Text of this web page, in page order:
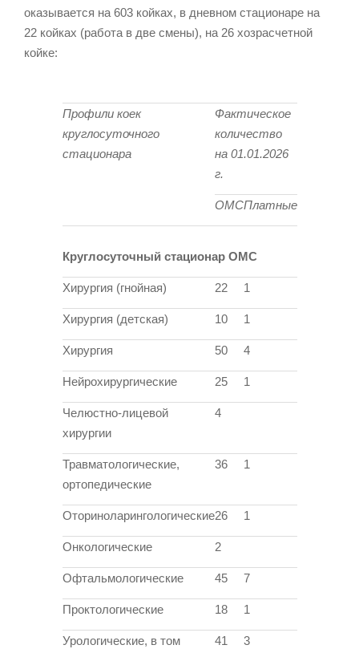
оказывается на 603 койках, в дневном стационаре на
22 койках (работа в две смены), на 26 хозрасчетной
койке:
Профили коек
круглосуточного
стационара
Фактическое
количество
на 01.01.2026
г.
ОМСПлатные
Круглосуточный стационар ОМС
Хирургия (гнойная) 22 1
Хирургия (детская) 10 1
Хирургия 50 4
Нейрохирургические 25 1
Челюстно-лицевой
хирургии
4
Травматологические,
ортопедические
36 1
Оториноларингологические26 1
Онкологические 2
Офтальмологические 45 7
Проктологические 18 1
Урологические, в том 41 3